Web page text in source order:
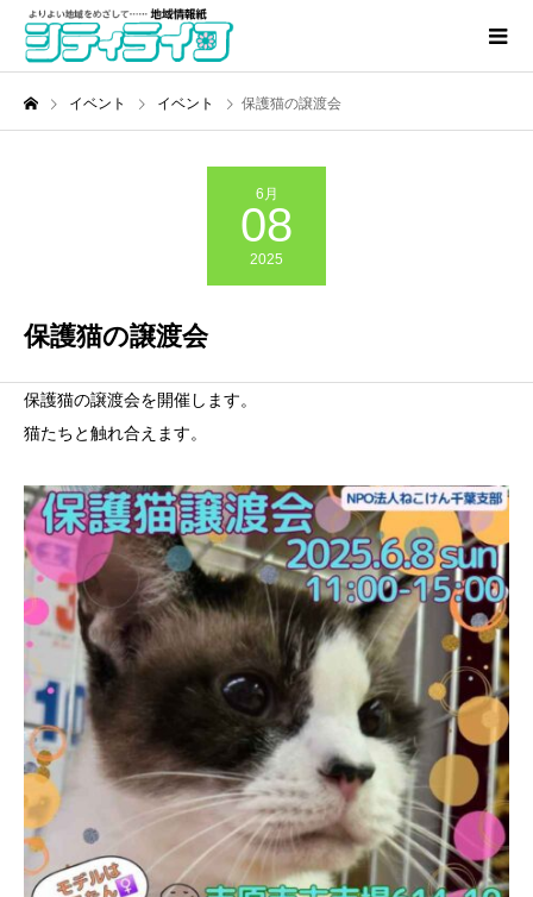
イベント イベント 保護猫の譲渡会
6月
08
2025
保護猫の譲渡会
保護猫の譲渡会を開催します。
猫たちと触れ合えます。